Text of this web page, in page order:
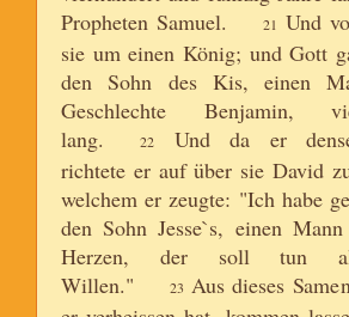
Propheten Samuel.
21 Und
sie um einen König; und Gott
den Sohn des Kis, einen
Geschlechte Benjamin,
lang.
22
Und da er
richtete er auf über sie David
welchem er zeugte: "Ich habe
den Sohn Jesse`s, einen
Herzen, der soll tun
Willen."
23 Aus dieses